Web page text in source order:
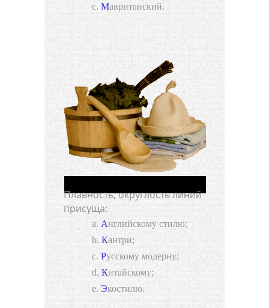
Мавританский.
Плавность, округлость линий
присуща:
Английскому стилю;
Кантри;
Русскому модерну;
Китайскому;
Экостилю.